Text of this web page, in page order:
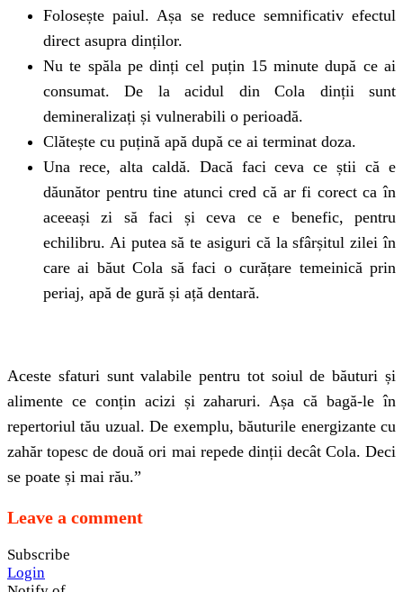
Folosește paiul. Așa se reduce semnificativ efectul
direct asupra dinților.
Nu te spăla pe dinți cel puțin 15 minute după ce ai
consumat. De la acidul din Cola dinții sunt
demineralizați și vulnerabili o perioadă.
Clătește cu puțină apă după ce ai terminat doza.
Una rece, alta caldă. Dacă faci ceva ce știi că e
dăunător pentru tine atunci cred că ar fi corect ca în
aceeași zi să faci și ceva ce e benefic, pentru
echilibru. Ai putea să te asiguri că la sfârșitul zilei în
care ai băut Cola să faci o curățare temeinică prin
periaj, apă de gură și ață dentară.
Aceste sfaturi sunt valabile pentru tot soiul de băuturi și
alimente ce conțin acizi și zaharuri. Așa că bagă-le în
repertoriul tău uzual. De exemplu, băuturile energizante cu
zahăr topesc de două ori mai repede dinții decât Cola. Deci
se poate și mai rău.”
Leave a comment
Subscribe
Login